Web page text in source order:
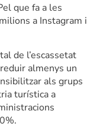
que fa a les
a Instagram i
de l’escassetat
almenys un
als grups
turística a